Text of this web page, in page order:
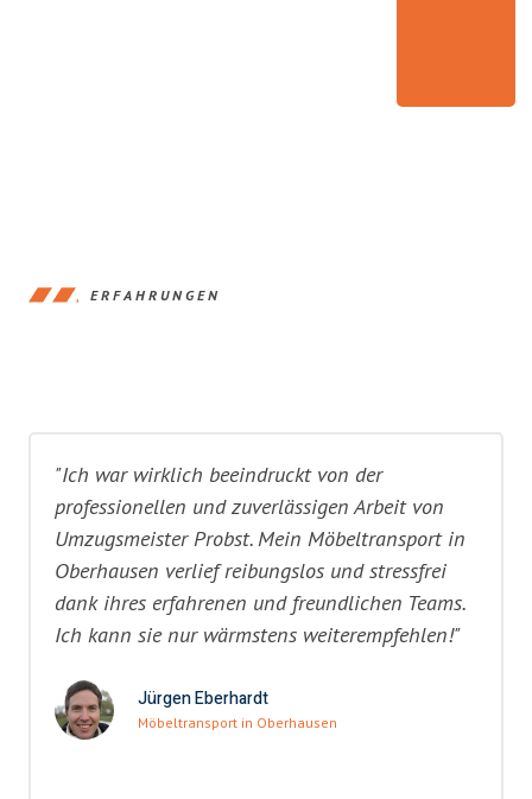
ERFAHRUNGEN
"Ich war wirklich beeindruckt von der
professionellen und zuverlässigen Arbeit von
Umzugsmeister Probst. Mein Möbeltransport in
Oberhausen verlief reibungslos und stressfrei
dank ihres erfahrenen und freundlichen Teams.
Ich kann sie nur wärmstens weiterempfehlen!"
Jürgen Eberhardt
Möbeltransport in Oberhausen